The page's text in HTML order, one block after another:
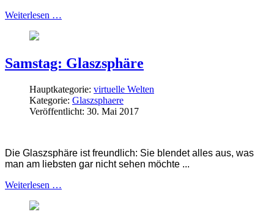
Weiterlesen …
Samstag: Glaszsphäre
Hauptkategorie: virtuelle Welten
Kategorie: Glaszsphaere
Veröffentlicht: 30. Mai 2017
Die Glaszsphäre ist freundlich: Sie blendet alles aus, was
man am liebsten gar nicht sehen möchte ...
Weiterlesen …